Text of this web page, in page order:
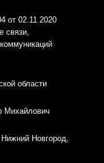
от 02.11.2020
связи,
области
Михайлович
Новгород,